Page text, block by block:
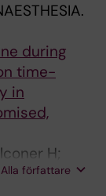
during
time-
in
H;
H; Asp
Alla författare